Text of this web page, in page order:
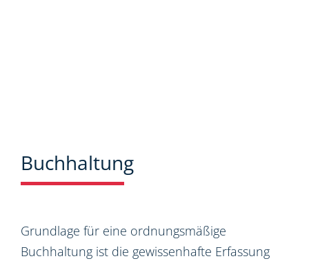
Buchhaltung
Grundlage für eine ordnungsmäßige
Buchhaltung ist die gewissenhafte Erfassung